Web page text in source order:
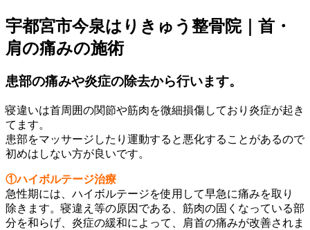
宇都宮市今泉はりきゅう整骨院｜首・
肩の痛みの施術
患部の痛みや炎症の除去から行います。
寝違いは首周囲の関節や筋肉を微細損傷しており炎症が起き
てます。
患部をマッサージしたり運動すると悪化することがあるので
初めはしない方が良いです。
①ハイボルテージ治療
急性期には、ハイボルテージを使用して早急に痛みを取り
除きます。寝違え等の原因である、筋肉の固くなっている部
分を和らげ、炎症の緩和によって、肩首の痛みが改善されま